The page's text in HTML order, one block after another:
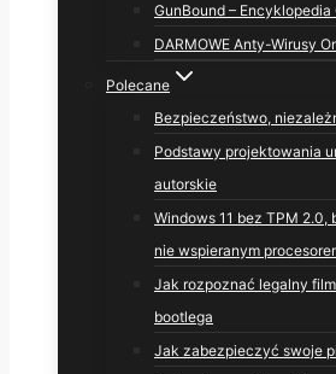
GunBound – Encyklopedia
DARMOWE Anty-Wirusy
Polecane
Bezpieczeństwo,
Podstawy projektowania
autorskie
Windows 11 bez TPM
nie wspieranym
Jak rozpoznać legalny
bootlega
Jak zabezpieczyć swoje